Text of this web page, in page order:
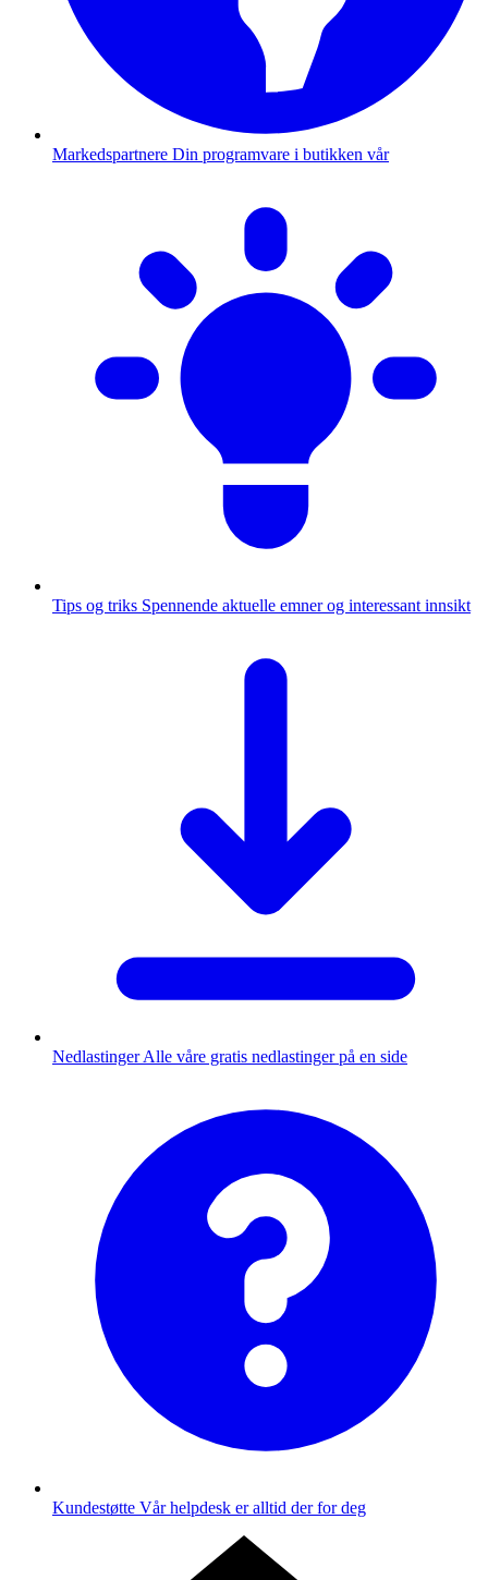
Markedspartnere Din programvare i butikken vår
Tips og triks Spennende aktuelle emner og interessant innsikt
Nedlastinger Alle våre gratis nedlastinger på en side
Kundestøtte Vår helpdesk er alltid der for deg